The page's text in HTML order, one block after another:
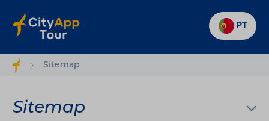
PT
Sitemap
Sitemap